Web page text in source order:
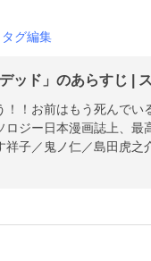
タグ編集
ッド」のあらすじ |
！！お前はもう死んで
ロジー日本漫画誌上、
祥子／鬼ノ仁／島田虎